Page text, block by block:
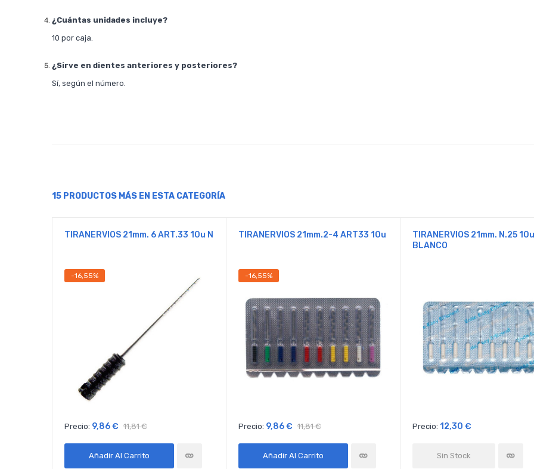
¿Cuántas unidades incluye?
10 por caja.
¿Sirve en dientes anteriores y posteriores?
Sí, según el número.
15 PRODUCTOS MÁS EN ESTA CATEGORÍA
TIRANERVIOS 21mm. 6 ART.33 10u N
-16,55%
Precio: 9,86 € 11,81 €
Añadir Al Carrito
TIRANERVIOS 21mm.2-4 ART33 10u
-16,55%
Precio: 9,86 € 11,81 €
Añadir Al Carrito
TIRANERVIOS 21mm. N.25 10u
BLANCO
Precio: 12,30 €
Sin Stock